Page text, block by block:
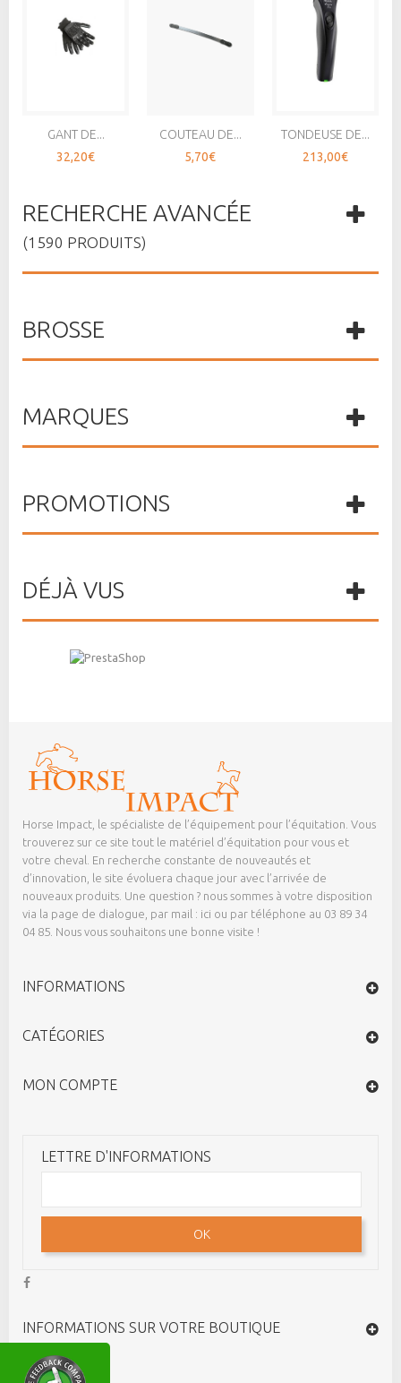
GANT DE...
32,20€
COUTEAU DE...
5,70€
TONDEUSE DE...
213,00€
RECHERCHE AVANCÉE
(1590 PRODUITS)
BROSSE
MARQUES
PROMOTIONS
DÉJÀ VUS
Horse Impact, le spécialiste de l’équipement pour l’équitation. Vous
trouverez sur ce site tout le matériel d’équitation pour vous et
votre cheval. En recherche constante de nouveautés et
d’innovation, le site évoluera chaque jour avec l’arrivée de
nouveaux produits. Une question ? nous sommes à votre disposition
via la page de dialogue, par mail : ici ou par téléphone au 03 89 34
04 85. Nous vous souhaitons une bonne visite !
INFORMATIONS
CATÉGORIES
MON COMPTE
LETTRE D'INFORMATIONS
OK
INFORMATIONS SUR VOTRE BOUTIQUE